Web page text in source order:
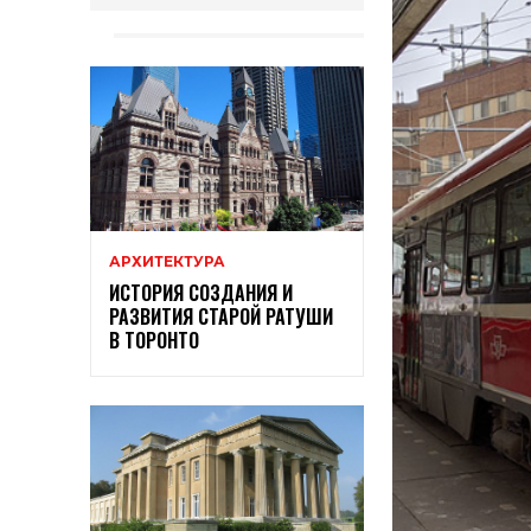
АРХИТЕКТУРА
ИСТОРИЯ СОЗДАНИЯ И
РАЗВИТИЯ СТАРОЙ РАТУШИ
В ТОРОНТО